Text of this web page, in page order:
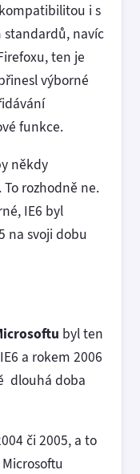
i s
standardů, navíc
ten je
výborné
funkce.
někdy
rozhodně ne.
IE6 byl
na svoji dobu
byl ten
a rokem 2006
dlouhá doba
či 2005, a to